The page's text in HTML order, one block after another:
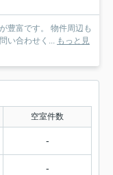
豊富です。 物件周辺も
い合わせく... もっと見
空室件数
-
-